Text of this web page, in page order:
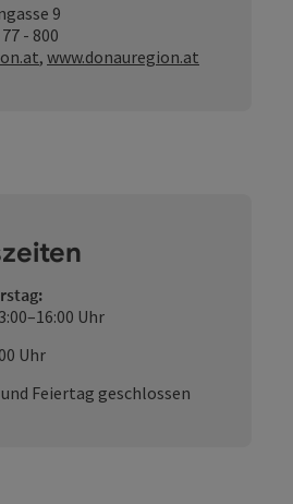
9
- 800
, www.donauregion.at
Uhr
Uhr
Feiertag geschlossen